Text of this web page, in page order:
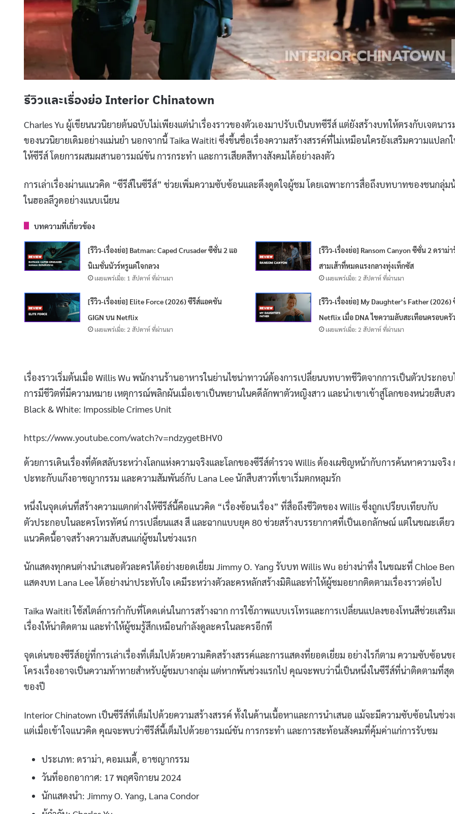
รีวิวและเรื่องย่อ Interior Chinatown
Charles Yu ผู้เขียนนวนิยายต้นฉบับไม่เพียงแต่นำเรื่องราวของตัวเองมาปรับเป็นบทซีรีส์ แต่ยังสร้างบทให้ตรงกับเจตนา
ของนวนิยายเดิมอย่างแม่นยำ นอกจากนี้ Taika Waititi ซึ่งขึ้นชื่อเรื่องความสร้างสรรค์ที่ไม่เหมือนใครยังเสริมความแปลก
ให้ซีรีส์ โดยการผสมผสานอารมณ์ขัน การกระทำ และการเสียดสีทางสังคมได้อย่างลงตัว
การเล่าเรื่องผ่านแนวคิด “ซีรีส์ในซีรีส์” ช่วยเพิ่มความซับซ้อนและดึงดูดใจผู้ชม โดยเฉพาะการสื่อถึงบทบาทของชนกลุ่ม
ในฮอลลีวูดอย่างแนบเนียน
บทความที่เกี่ยวข้อง
[รีวิว-เรื่องย่อ] Batman: Caped Crusader ซีซั่น 2 แอ
นิเมชั่นนัวร์หรูแต่ใจกลวง
เผยแพร่เมื่อ: 1 สัปดาห์ ที่ผ่านมา
[รีวิว-เรื่องย่อ] Ransom Canyon ซีซั่น 2 ดราม่า
สามเส้าที่หมดแรงกลางทุ่งเท็กซัส
เผยแพร่เมื่อ: 2 สัปดาห์ ที่ผ่านมา
[รีวิว-เรื่องย่อ] Elite Force (2026) ซีรีส์แอคชัน
GIGN บน Netflix
เผยแพร่เมื่อ: 2 สัปดาห์ ที่ผ่านมา
[รีวิว-เรื่องย่อ] My Daughter’s Father (2026)
Netflix เมื่อ DNA ไขความลับสะเทือนครอบครัว
เผยแพร่เมื่อ: 2 สัปดาห์ ที่ผ่านมา
เรื่องราวเริ่มต้นเมื่อ Willis Wu พนักงานร้านอาหารในย่านไชน่าทาวน์ต้องการเปลี่ยนบทบาทชีวิตจากการเป็นตัวประกอ
การมีชีวิตที่มีความหมาย เหตุการณ์พลิกผันเมื่อเขาเป็นพยานในคดีลักพาตัวหญิงสาว และนำเขาเข้าสู่โลกของหน่วยสืบส
Black & White: Impossible Crimes Unit
https://www.youtube.com/watch?v=ndzygetBHV0
ด้วยการเดินเรื่องที่ตัดสลับระหว่างโลกแห่งความจริงและโลกของซีรีส์ตำรวจ Willis ต้องเผชิญหน้ากับการค้นหาความจริง
ปะทะกับแก๊งอาชญากรรม และความสัมพันธ์กับ Lana Lee นักสืบสาวที่เขาเริ่มตกหลุมรัก
หนึ่งในจุดเด่นที่สร้างความแตกต่างให้ซีรีส์นี้คือแนวคิด “เรื่องซ้อนเรื่อง” ที่สื่อถึงชีวิตของ Willis ซึ่งถูกเปรียบเทียบกับ
ตัวประกอบในละครโทรทัศน์ การเปลี่ยนแสง สี และฉากแบบยุค 80 ช่วยสร้างบรรยากาศที่เป็นเอกลักษณ์ แต่ในขณะเดีย
แนวคิดนี้อาจสร้างความสับสนแก่ผู้ชมในช่วงแรก
นักแสดงทุกคนต่างนำเสนอตัวละครได้อย่างยอดเยี่ยม Jimmy O. Yang รับบท Willis Wu อย่างน่าทึ่ง ในขณะที่ Chloe
แสดงบท Lana Lee ได้อย่างน่าประทับใจ เคมีระหว่างตัวละครหลักสร้างมิติและทำให้ผู้ชมอยากติดตามเรื่องราวต่อไป
Taika Waititi ใช้สไตล์การกำกับที่โดดเด่นในการสร้างฉาก การใช้ภาพแบบเรโทรและการเปลี่ยนแปลงของโทนสีช่วยเสริม
เรื่องให้น่าติดตาม และทำให้ผู้ชมรู้สึกเหมือนกำลังดูละครในละครอีกที
จุดเด่นของซีรีส์อยู่ที่การเล่าเรื่องที่เต็มไปด้วยความคิดสร้างสรรค์และการแสดงที่ยอดเยี่ยม อย่างไรก็ตาม ความซับซ้อนข
โครงเรื่องอาจเป็นความท้าทายสำหรับผู้ชมบางกลุ่ม แต่หากพ้นช่วงแรกไป คุณจะพบว่านี่เป็นหนึ่งในซีรีส์ที่น่าติดตามที่สุด
ของปี
Interior Chinatown เป็นซีรีส์ที่เต็มไปด้วยความสร้างสรรค์ ทั้งในด้านเนื้อหาและการนำเสนอ แม้จะมีความซับซ้อนในช่วง
แต่เมื่อเข้าใจแนวคิด คุณจะพบว่าซีรีส์นี้เต็มไปด้วยอารมณ์ขัน การกระทำ และการสะท้อนสังคมที่คุ้มค่าแก่การรับชม
ประเภท: ดราม่า, คอมเมดี้, อาชญากรรม
วันที่ออกอากาศ: 17 พฤศจิกายน 2024
นักแสดงนำ: Jimmy O. Yang, Lana Condor